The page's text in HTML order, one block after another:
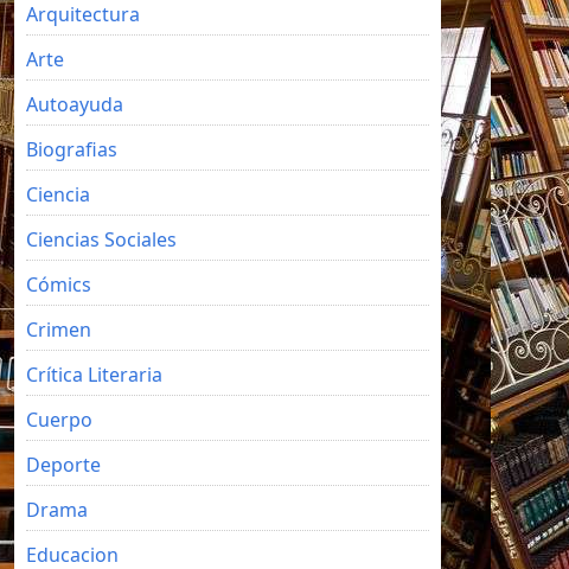
Arquitectura
Arte
Autoayuda
Biografias
Ciencia
Ciencias Sociales
Cómics
Crimen
Crítica Literaria
Cuerpo
Deporte
Drama
Educacion